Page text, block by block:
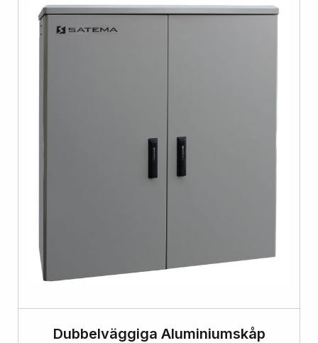
Dubbelväggiga Aluminiumskåp